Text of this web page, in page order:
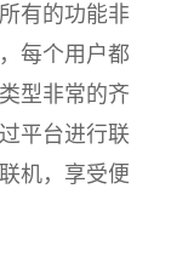
有的功能非
每个用户都
型非常的齐
平台进行联
机，享受便